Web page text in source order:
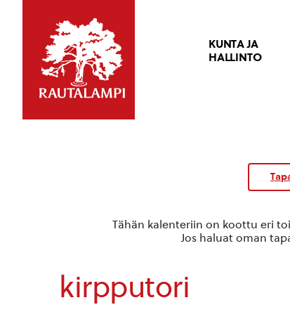
KUNTA JA
HALLINTO
kirpputori
Tähän kalenteriin on koottu eri
Jos haluat oman